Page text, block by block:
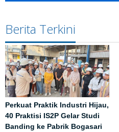
Berita Terkini
Perkuat Praktik Industri Hijau,
40 Praktisi IS2P Gelar Studi
Banding ke Pabrik Bogasari